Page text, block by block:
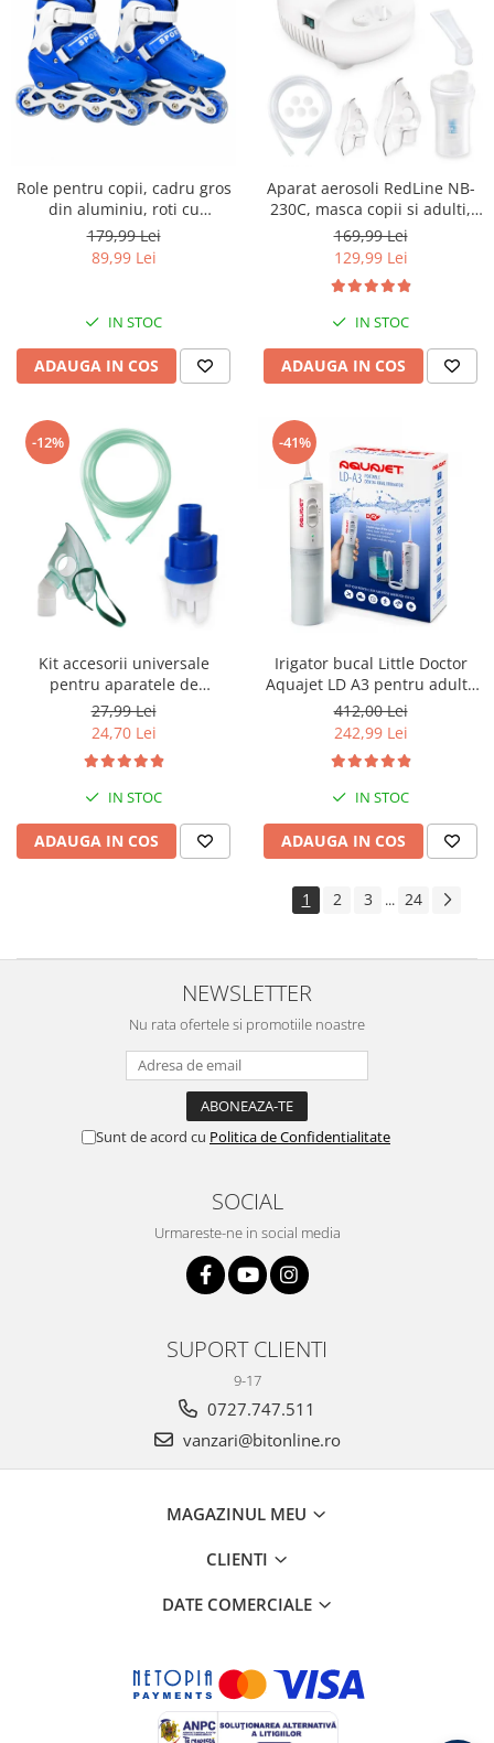
Role pentru copii, cadru gros
din aluminiu, roti cu
elasticitate ridicata si
rezistenta la uzura, marime
reglabila 30-34, sisteme
Albastru
179,99 Lei
89,99 Lei
IN STOC
ADAUGA IN COS
Aparat aerosoli RedLine NB-
230C, masca copii si adulti,
particule 3 microni,
nebulizator inhalator cu
compresor
169,99 Lei
129,99 Lei
IN STOC
ADAUGA IN COS
-12%
Kit accesorii universale
pentru aparatele de
nebulizare cu compresor
RedLine RDA007, masca
medie rotativa, furtun 2m si
kit de nebulizare
27,99 Lei
24,70 Lei
IN STOC
ADAUGA IN COS
-41%
Irigator bucal Little Doctor
Aquajet LD A3 pentru adulti,
profesional, 1500
impulsuri/min, 2 duze, alb
412,00 Lei
242,99 Lei
IN STOC
ADAUGA IN COS
1 2 3 ... 24
NEWSLETTER
Nu rata ofertele si promotiile noastre
Sunt de acord cu Politica de Confidentialitate
SOCIAL
Urmareste-ne in social media
SUPORT CLIENTI
9-17
0727.747.511
vanzari@bitonline.ro
MAGAZINUL MEU
CLIENTI
DATE COMERCIALE